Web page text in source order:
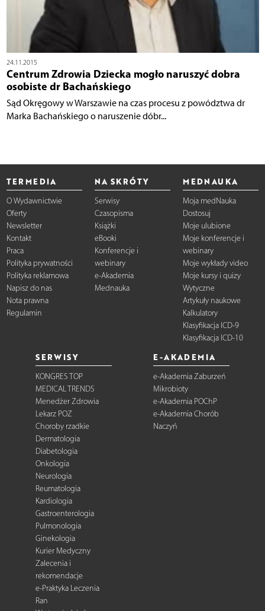
24.11.2015
Centrum Zdrowia Dziecka mogło naruszyć dobra
osobiste dr Bachańskiego
Sąd Okręgowy w Warszawie na czas procesu z powództwa dr
Marka Bachańskiego o naruszenie dóbr...
TERMEDIA
O Wydawnictwie
Oferty
Newsletter
Kontakt
Praca
Polityka prywatności
Polityka reklamowa
Napisz do nas
Nota prawna
Regulamin
NA SKRÓTY
Serwisy
Czasopisma
Książki
eBooki
Konferencje i
webinary
e-Akademia
Mednauka
MEDNAUKA
Moja medNauka
Dostosuj
Moje ulubione
Moje konferencje i
webinary
Moje wykłady video
Moje kursy i quizy
Wytyczne
Artykuły naukowe
Kalkulatory
Klasyfikacja ICD-9
Klasyfikacja ICD-10
SERWISY
KONGRES TOP
MEDICAL TRENDS
Menedżer Zdrowia
Lekarz POZ
Choroby rzadkie
Dermatologia
Diabetologia
Onkologia
Neurologia
Reumatologia
Kardiologia
Gastroenterologia
Pulmonologia
Ginekologia
Kurier Medyczny
Zalecenia i
rekomendacje
e-Praktyka Leczenia
Ran
E-AKADEMIA
e-Akademia Zaburzeń
Mikrobioty
e-Akademia POChP
e-Akademia Chorób
Naczyń